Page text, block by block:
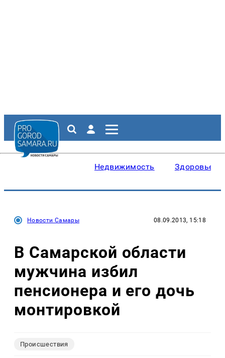
Недвижимость Здоровье
Новости Самары 08.09.2013, 15:18
В Самарской области
мужчина избил
пенсионера и его дочь
монтировкой
Происшествия